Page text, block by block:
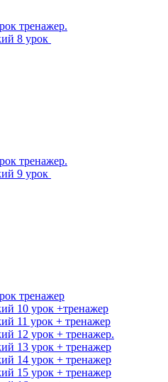
тренажер.
8 урок
тренажер.
9 урок
тренажер
10 урок +тренажер
11 урок + тренажер
12 урок + тренажер.
13 урок + тренажер
14 урок + тренажер
15 урок + тренажер